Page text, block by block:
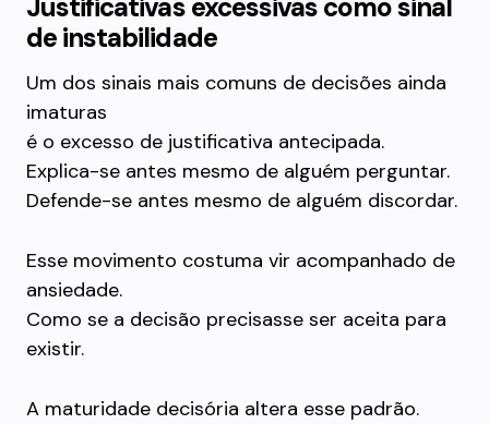
Justificativas excessivas como sinal
de instabilidade
Um dos sinais mais comuns de decisões ainda
imaturas
é o excesso de justificativa antecipada.
Explica-se antes mesmo de alguém perguntar.
Defende-se antes mesmo de alguém discordar.
Esse movimento costuma vir acompanhado de
ansiedade.
Como se a decisão precisasse ser aceita para
existir.
A maturidade decisória altera esse padrão.